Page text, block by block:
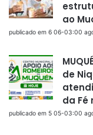
ao
publicado em 6 06-03:00
de
da Fé
publicado em 5 05-03:00